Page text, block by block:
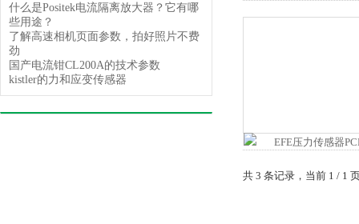
什么是Positek电流隔离放大器？它有哪
些用途？
了解高速相机页面参数，拍好照片不费
劲
国产电流钳CL200A的技术参数
kistler的力和应变传感器
共 3 条记录，当前 1 / 1